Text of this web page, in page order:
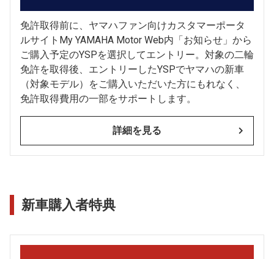
免許取得前に、ヤマハファン向けカスタマーポータ
ルサイトMy YAMAHA Motor Web内「お知らせ」から
ご購入予定のYSPを選択してエントリー。対象の二輪
免許を取得後、エントリーしたYSPでヤマハの新車
（対象モデル）をご購入いただいた方にもれなく、
免許取得費用の一部をサポートします。
詳細を見る
新車購入者特典